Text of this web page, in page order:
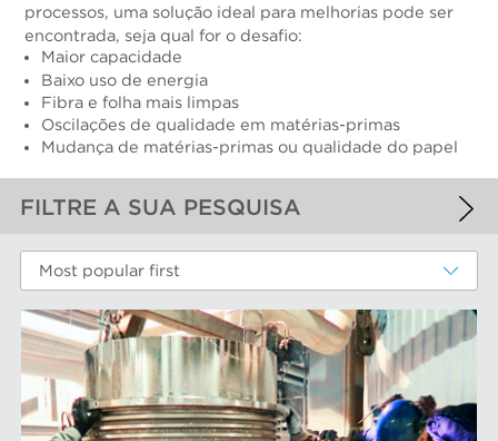
processos, uma solução ideal para melhorias pode ser
encontrada, seja qual for o desafio:
Maior capacidade
Baixo uso de energia
Fibra e folha mais limpas
Oscilações de qualidade em matérias-primas
Mudança de matérias-primas ou qualidade do papel
FILTRE A SUA PESQUISA
FILTROS APLICADOS
Fibras recicladas
MAIS FILTROS
COMPONENTS DE DESGASTE DE
DESEMPENHO
Most popular first